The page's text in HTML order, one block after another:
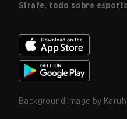
Strafe, todo sobre esports
Background image by